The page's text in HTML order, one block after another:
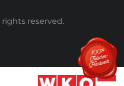
rights reserved.